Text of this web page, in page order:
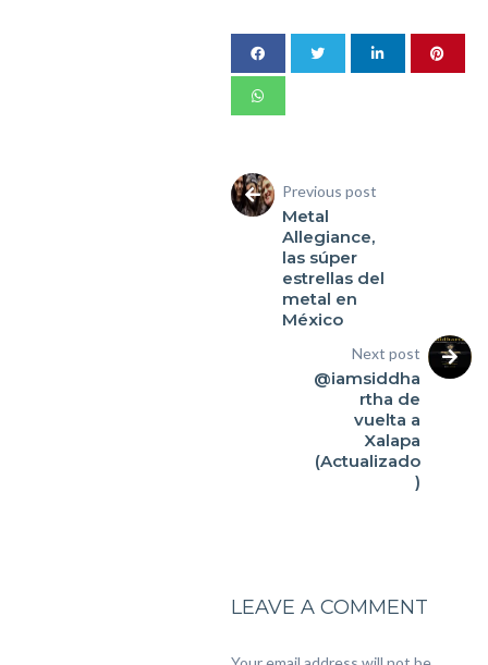
Previous post
Metal
Allegiance,
las súper
estrellas del
metal en
México
Next post
@iamsiddha
rtha de
vuelta a
Xalapa
(Actualizado
)
LEAVE A COMMENT